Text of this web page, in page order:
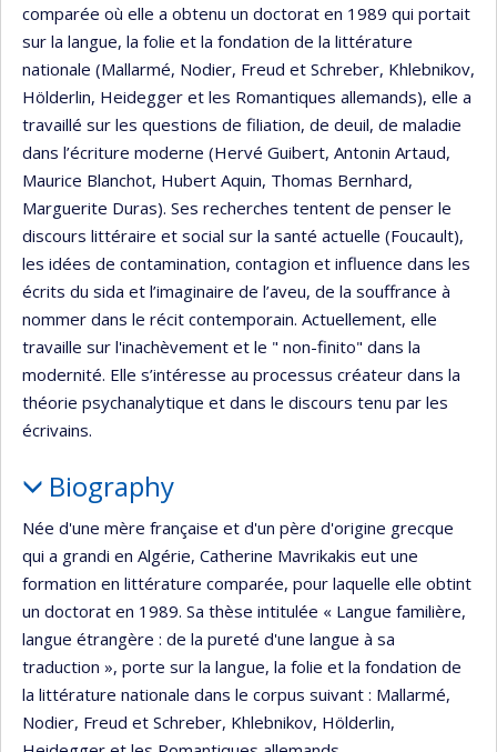
comparée où elle a obtenu un doctorat en 1989 qui portait
sur la langue, la folie et la fondation de la littérature
nationale (Mallarmé, Nodier, Freud et Schreber, Khlebnikov,
Hölderlin, Heidegger et les Romantiques allemands), elle a
travaillé sur les questions de filiation, de deuil, de maladie
dans l’écriture moderne (Hervé Guibert, Antonin Artaud,
Maurice Blanchot, Hubert Aquin, Thomas Bernhard,
Marguerite Duras). Ses recherches tentent de penser le
discours littéraire et social sur la santé actuelle (Foucault),
les idées de contamination, contagion et influence dans les
écrits du sida et l’imaginaire de l’aveu, de la souffrance à
nommer dans le récit contemporain. Actuellement, elle
travaille sur l'inachèvement et le " non-finito" dans la
modernité. Elle s’intéresse au processus créateur dans la
théorie psychanalytique et dans le discours tenu par les
écrivains.
Biography
Née d'une mère française et d'un père d'origine grecque
qui a grandi en Algérie, Catherine Mavrikakis eut une
formation en littérature comparée, pour laquelle elle obtint
un doctorat en 1989. Sa thèse intitulée « Langue familière,
langue étrangère : de la pureté d'une langue à sa
traduction », porte sur la langue, la folie et la fondation de
la littérature nationale dans le corpus suivant : Mallarmé,
Nodier, Freud et Schreber, Khlebnikov, Hölderlin,